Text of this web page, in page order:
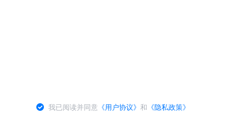
我已阅读并同意 《用户协议》和 《隐私政策》